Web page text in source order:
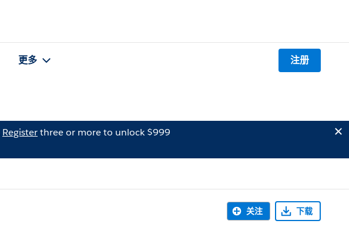
更多 注册
Registerthree or more to unlock $999
关注 下载